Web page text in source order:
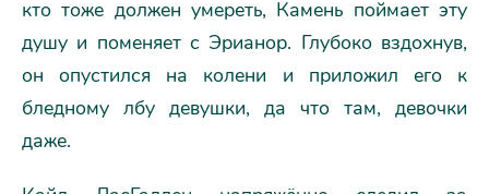
кто тоже должен умереть, Камень поймает эту
душу и поменяет с Эрианор. Глубоко вздохнув,
он опустился на колени и приложил его к
бледному лбу девушки, да что там, девочки
даже.